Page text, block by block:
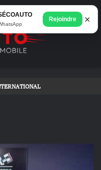
Rejoindre ×